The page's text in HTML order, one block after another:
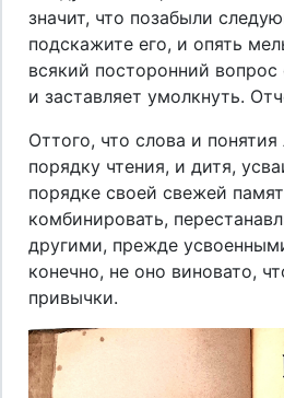
значит, что позабыли
подскажите его, и опять
всякий посторонний вопрос
и заставляет умолкнуть.
Оттого, что слова и
порядку чтения, и дитя,
порядке своей свежей
комбинировать,
другими, прежде
конечно, не оно виновато,
привычки.